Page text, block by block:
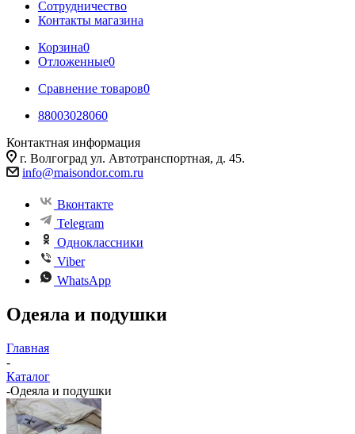
Сотрудничество
Контакты магазина
Корзина0
Отложенные0
Сравнение товаров0
88003028060
Контактная информация
г. Волгоград ул. Автотранспортная, д. 45.
info@maisondor.com.ru
Вконтакте
Telegram
Одноклассники
Viber
WhatsApp
Одеяла и подушки
Главная
-
Каталог
-Одеяла и подушки